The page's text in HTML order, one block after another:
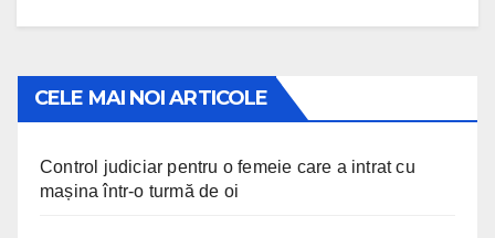
CELE MAI NOI ARTICOLE
Control judiciar pentru o femeie care a intrat cu
mașina într-o turmă de oi